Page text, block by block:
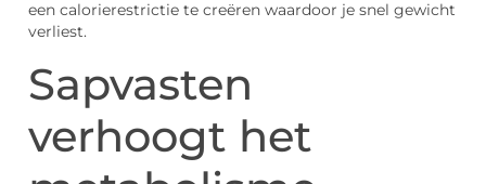
een calorierestrictie te creëren waardoor je snel gewicht
verliest.
Sapvasten
verhoogt het